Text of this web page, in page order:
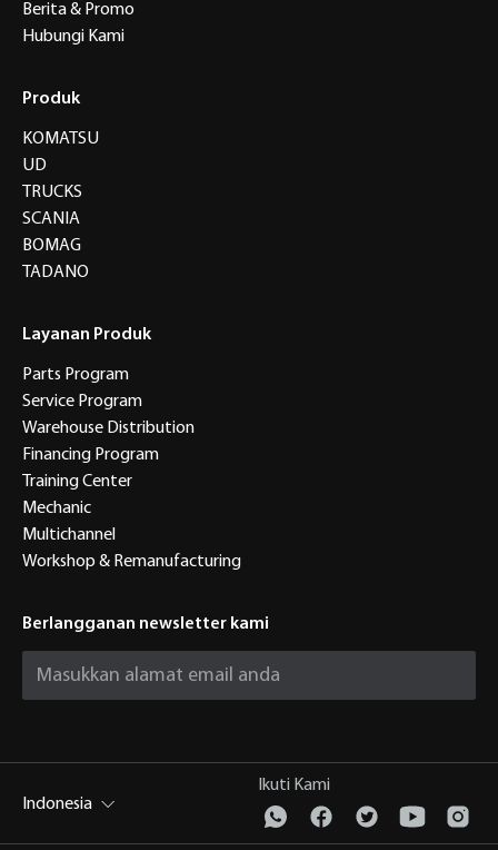
Berita & Promo
Hubungi Kami
Produk
KOMATSU
UD
TRUCKS
SCANIA
BOMAG
TADANO
Layanan Produk
Parts Program
Service Program
Warehouse Distribution
Financing Program
Training Center
Mechanic
Multichannel
Workshop & Remanufacturing
Berlangganan newsletter kami
Indonesia
Ikuti Kami